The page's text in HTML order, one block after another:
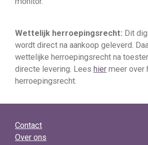
Wettelijk herroepingsrecht: Dit
wordt direct na aankoop geleverd.
wettelijke herroepingsrecht na
directe levering. Lees hier meer over
herroepingsrecht.
Contact
Over ons